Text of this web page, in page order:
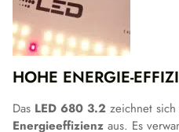
HOHE ENERGIE-
Das LED 680 3.2 zeichnet
Energieeffizienz aus. Es